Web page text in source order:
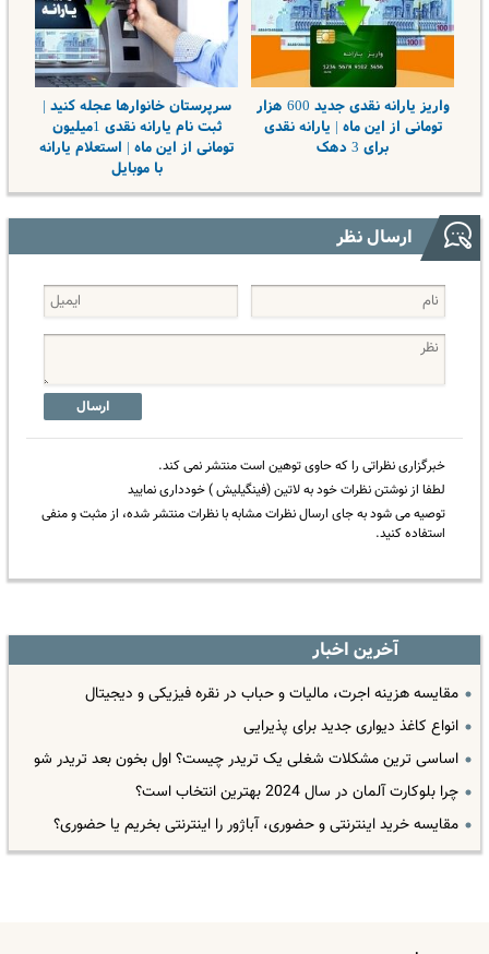
واریز یارانه نقدی جدید 600 هزار
تومانی از این ماه | یارانه نقدی
برای 3 دهک
سرپرستان خانوارها عجله کنید |
ثبت نام یارانه نقدی 1میلیون
تومانی از این ماه | استعلام یارانه
با موبایل
ارسال نظر
ارسال
خبرگزاری نظراتی را که حاوی توهین است منتشر نمی کند.
لطفا از نوشتن نظرات خود به لاتین (فینگیلیش ) خودداری نمایید
توصیه می شود به جای ارسال نظرات مشابه با نظرات منتشر شده، از مثبت و منفی
استفاده کنید.
آخرین اخبار
مقایسه هزینه اجرت، مالیات و حباب در نقره فیزیکی و دیجیتال
انواع کاغذ دیواری جدید برای پذیرایی
اساسی ترین مشکلات شغلی یک تریدر چیست؟ اول بخون بعد تریدر شو
چرا بلوکارت آلمان در سال 2024 بهترین انتخاب است؟
مقایسه خرید اینترنتی و حضوری، آباژور را اینترنتی بخریم یا حضوری؟